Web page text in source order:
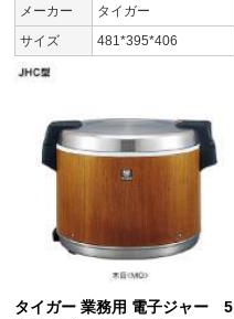
メーカー
タイガー
サイズ
481*395*406
タイガー 業務用 電子ジャー 5